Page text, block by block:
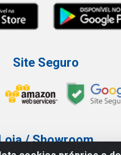
Site Seguro
/ Showroom